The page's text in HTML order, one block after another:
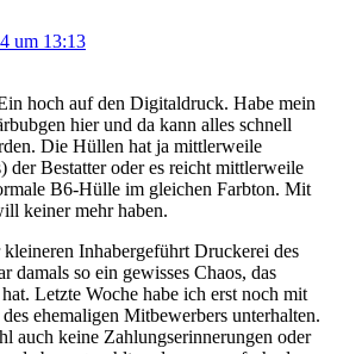
um 13:13
hoch auf den Digitaldruck. Habe mein
hier und da kann alles schnell
Die Hüllen hat ja mittlerweile
der Bestatter oder es reicht mittlerweile
B6-Hülle im gleichen Farbton. Mit
keiner mehr haben.
Inhabergeführt Druckerei des
damals so ein gewisses Chaos, das
Letzte Woche habe ich erst noch mit
ehemaligen Mitbewerbers unterhalten.
auch keine Zahlungserinnerungen oder